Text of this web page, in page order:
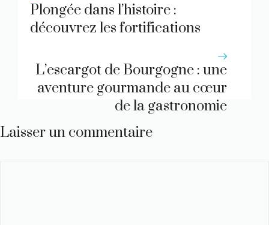
Plongée dans l’histoire :
découvrez les fortifications
L’escargot de Bourgogne : une
aventure gourmande au cœur
de la gastronomie
Laisser un commentaire